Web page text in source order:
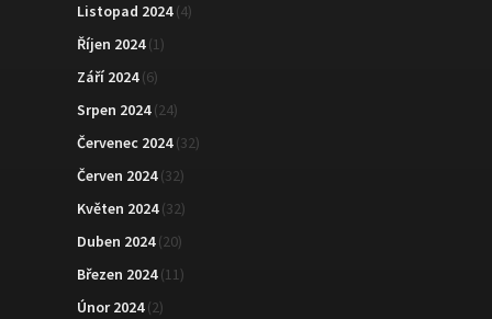
Listopad 2024(4)
Říjen 2024(1)
Září 2024(6)
Srpen 2024(24)
Červenec 2024(32)
Červen 2024(32)
Květen 2024(32)
Duben 2024(20)
Březen 2024(11)
Únor 2024(2)